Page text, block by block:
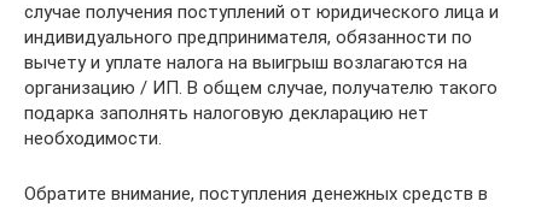
случае получения поступлений от юридического лица и
индивидуального предпринимателя, обязанности по
вычету и уплате налога на выигрыш возлагаются на
организацию / ИП. В общем случае, получателю такого
подарка заполнять налоговую декларацию нет
необходимости.
Обратите внимание, поступления денежных средств в